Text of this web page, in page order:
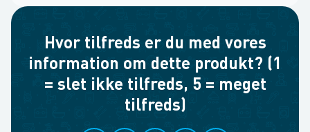
Hvor tilfreds er du med vores
information om dette produkt? (1
= slet ikke tilfreds, 5 = meget
tilfreds)